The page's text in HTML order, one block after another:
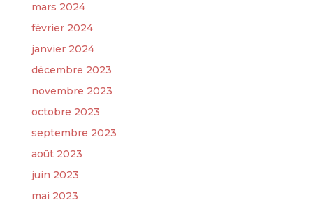
mars 2024
février 2024
janvier 2024
décembre 2023
novembre 2023
octobre 2023
septembre 2023
août 2023
juin 2023
mai 2023